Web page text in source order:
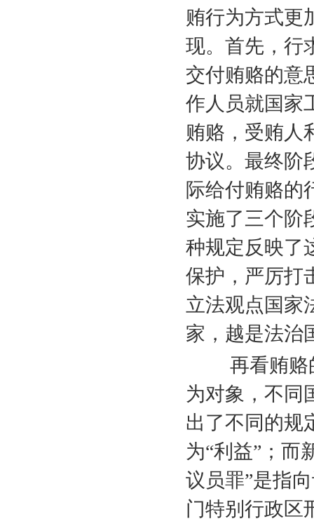
贿行为方式更
现。首先，行
交付贿赂的意
作人员就国家
贿赂，受贿人
协议。最终阶
际给付贿赂的
实施了三个阶
种规定反映了
保护，严厉打
立法观点国家
家，越是法治
再看贿赂的
为对象，不同
出了不同的规
为“利益”；而
议员罪”是指
门特别行政区